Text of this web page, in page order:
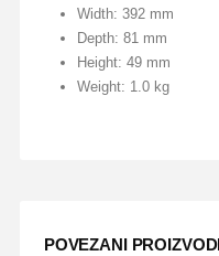
Width: 392 mm
Depth: 81 mm
Height: 49 mm
Weight: 1.0 kg
POVEZANI PROIZVODI